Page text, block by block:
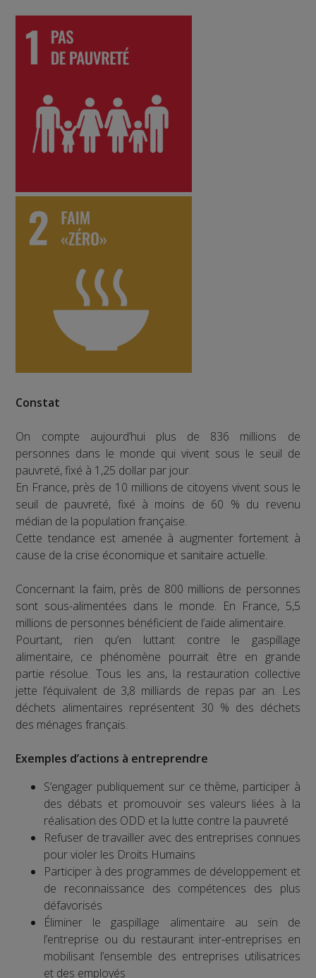
Constat
On compte aujourd’hui plus de 836 millions de
personnes dans le monde qui vivent sous le seuil de
pauvreté, fixé à 1,25 dollar par jour.
En France, près de 10 millions de citoyens vivent sous le
seuil de pauvreté, fixé à moins de 60 % du revenu
médian de la population française.
Cette tendance est amenée à augmenter fortement à
cause de la crise économique et sanitaire actuelle.
Concernant la faim, près de 800 millions de personnes
sont sous-alimentées dans le monde. En France, 5,5
millions de personnes bénéficient de l’aide alimentaire.
Pourtant, rien qu’en luttant contre le gaspillage
alimentaire, ce phénomène pourrait être en grande
partie résolue. Tous les ans, la restauration collective
jette l’équivalent de 3,8 milliards de repas par an. Les
déchets alimentaires représentent 30 % des déchets
des ménages français.
Exemples d’actions à entreprendre
S’engager publiquement sur ce thème, participer à
des débats et promouvoir ses valeurs liées à la
réalisation des ODD et la lutte contre la pauvreté
Refuser de travailler avec des entreprises connues
pour violer les Droits Humains
Participer à des programmes de développement et
de reconnaissance des compétences des plus
défavorisés
Éliminer le gaspillage alimentaire au sein de
l’entreprise ou du restaurant inter-entreprises en
mobilisant l’ensemble des entreprises utilisatrices
et des employés